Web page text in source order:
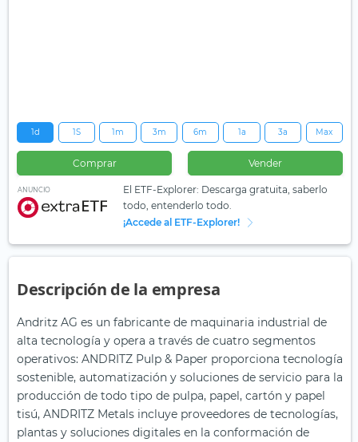
1d 1S 1m 3m 6m 1a 3a Max
Comprar Vender
ANUNCIO
El ETF-Explorer: Descarga gratuita, saberlo
todo, entenderlo todo.
¡Accede al ETF-Explorer!
Descripción de la empresa
Andritz AG es un fabricante de maquinaria industrial de
alta tecnología y opera a través de cuatro segmentos
operativos: ANDRITZ Pulp & Paper proporciona tecnología
sostenible, automatización y soluciones de servicio para la
producción de todo tipo de pulpa, papel, cartón y papel
tisú, ANDRITZ Metals incluye proveedores de tecnologías,
plantas y soluciones digitales en la conformación de